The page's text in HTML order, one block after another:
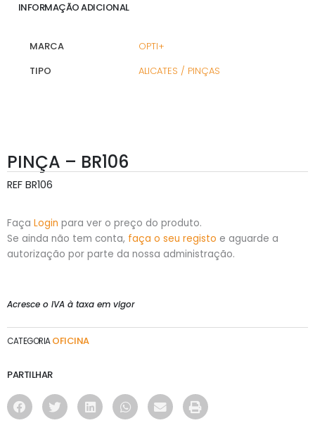
INFORMAÇÃO ADICIONAL
MARCA
OPTI+
TIPO
ALICATES / PINÇAS
PINÇA – BR106
REF BR106
Faça Login para ver o preço do produto.
Se ainda não tem conta, faça o seu registo e aguarde a
autorização por parte da nossa administração.
Acresce o IVA à taxa em vigor
CATEGORIA OFICINA
PARTILHAR